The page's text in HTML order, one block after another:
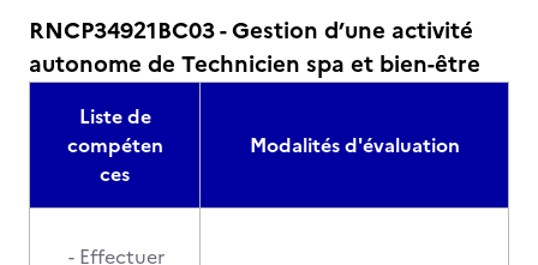
RNCP34921BC03 - Gestion d’une activité
autonome de Technicien spa et bien-être
Liste de
compéten
ces
Modalités d'évaluation
- Effectuer